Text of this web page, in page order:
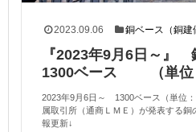
2023.09.06 銅ベース（銅建
『2023年9月6日～』
1300ベース （単位
2023年9月6日～ 1300ベース（単位
属取引所（通商ＬＭＥ）が発表する
報更新↓